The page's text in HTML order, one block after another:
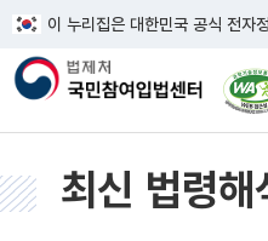
이 누리집은 대한민국 공식 전자
한국
최신 법령해